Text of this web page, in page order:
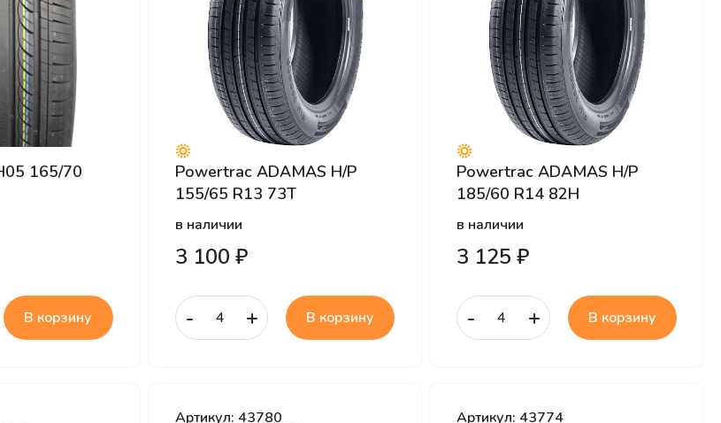
165/70
В корзину
Powertrac ADAMAS H/P
155/65 R13 73T
в наличии
3 100 ₽
- + В корзину
Powertrac ADAMAS H/P
185/60 R14 82H
в наличии
3 125 ₽
- + В корзину
Артикул: 43780 Артикул: 43774